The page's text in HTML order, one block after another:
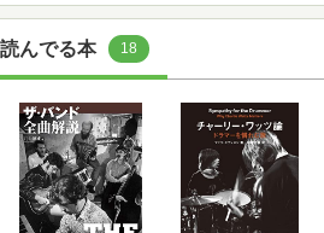
読んでる本 18